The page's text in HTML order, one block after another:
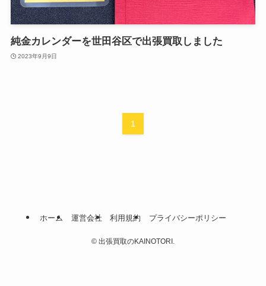
純金カレンダーを世田谷区で出張買取しました
2023年9月9日
1
ホーム 運営会社 利用規約 プライバシーポリシー
© 出張買取のKAINOTORI.